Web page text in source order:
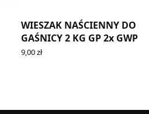
WIESZAK NAŚCIENNY DO
GAŚNICY 2 KG GP 2x GWP
9,00zł